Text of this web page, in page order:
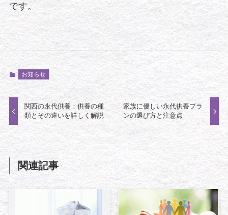
です。
お知らせ
関西の永代供養：供養の種
類とその違いを詳しく解説
家族に優しい永代供養プラ
ンの選び方と注意点
関連記事